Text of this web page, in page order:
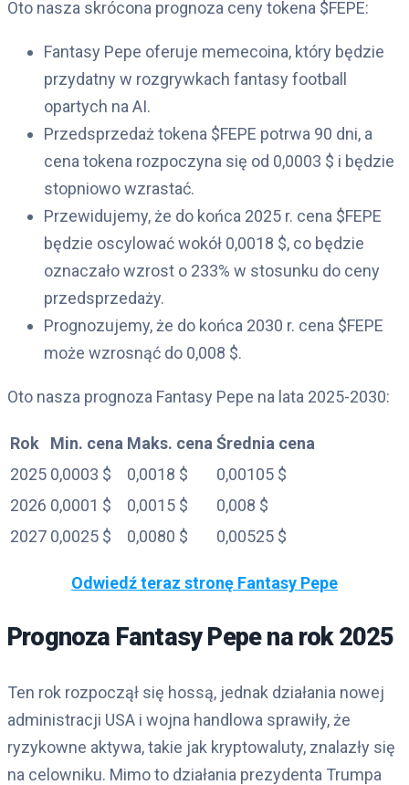
Oto nasza skrócona prognoza ceny tokena $FEPE:
Fantasy Pepe oferuje memecoina, który będzie
przydatny w rozgrywkach fantasy football
opartych na AI.
Przedsprzedaż tokena $FEPE potrwa 90 dni, a
cena tokena rozpoczyna się od 0,0003 $ i będzie
stopniowo wzrastać.
Przewidujemy, że do końca 2025 r. cena $FEPE
będzie oscylować wokół 0,0018 $, co będzie
oznaczało wzrost o 233% w stosunku do ceny
przedsprzedaży.
Prognozujemy, że do końca 2030 r. cena $FEPE
może wzrosnąć do 0,008 $.
Oto nasza prognoza Fantasy Pepe na lata 2025-2030:
Rok Min. cena Maks. cena Średnia cena
2025 0,0003 $ 0,0018 $
0,00105 $
2026 0,0001 $ 0,0015 $
0,008 $
2027 0,0025 $ 0,0080 $ 0,00525 $
Odwiedź teraz stronę Fantasy Pepe
Prognoza Fantasy Pepe na rok 2025
Ten rok rozpoczął się hossą, jednak działania nowej
administracji USA i wojna handlowa sprawiły, że
ryzykowne aktywa, takie jak kryptowaluty, znalazły się
na celowniku. Mimo to działania prezydenta Trumpa